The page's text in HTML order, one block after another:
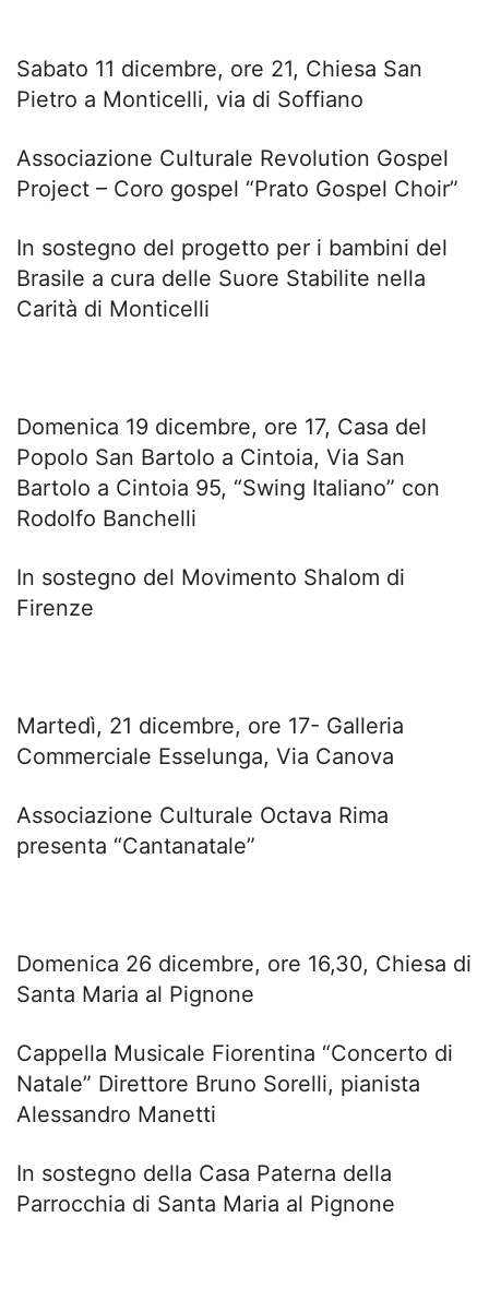
Sabato 11 dicembre, ore 21, Chiesa San
Pietro a Monticelli, via di Soffiano
Associazione Culturale Revolution Gospel
Project – Coro gospel “Prato Gospel Choir”
In sostegno del progetto per i bambini del
Brasile a cura delle Suore Stabilite nella
Carità di Monticelli
Domenica 19 dicembre, ore 17, Casa del
Popolo San Bartolo a Cintoia, Via San
Bartolo a Cintoia 95, “Swing Italiano” con
Rodolfo Banchelli
In sostegno del Movimento Shalom di
Firenze
Martedì, 21 dicembre, ore 17- Galleria
Commerciale Esselunga, Via Canova
Associazione Culturale Octava Rima
presenta “Cantanatale”
Domenica 26 dicembre, ore 16,30, Chiesa di
Santa Maria al Pignone
Cappella Musicale Fiorentina “Concerto di
Natale” Direttore Bruno Sorelli, pianista
Alessandro Manetti
In sostegno della Casa Paterna della
Parrocchia di Santa Maria al Pignone